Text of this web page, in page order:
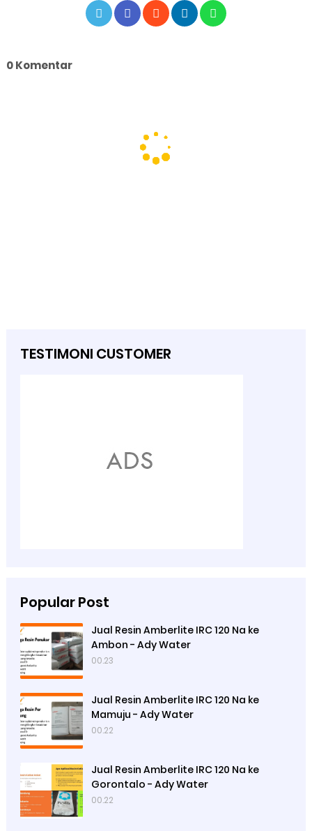
0 Komentar
TESTIMONI CUSTOMER
Popular Post
Jual Resin Amberlite IRC 120 Na ke
Ambon - Ady Water
00.23
Jual Resin Amberlite IRC 120 Na ke
Mamuju - Ady Water
00.22
Jual Resin Amberlite IRC 120 Na ke
Gorontalo - Ady Water
00.22